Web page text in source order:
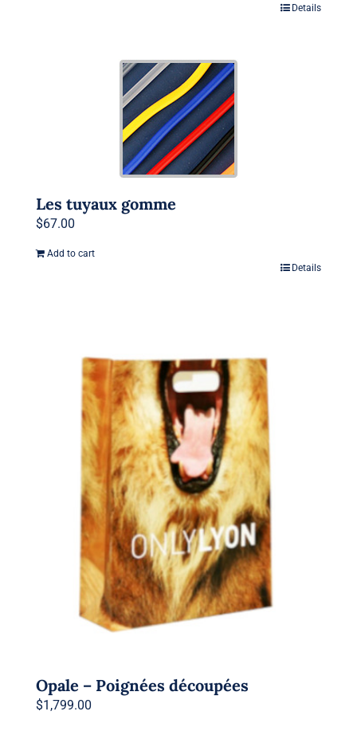
Details
Les tuyaux gomme
$67.00
Add to cart
Details
Opale – Poignées découpées
$1,799.00